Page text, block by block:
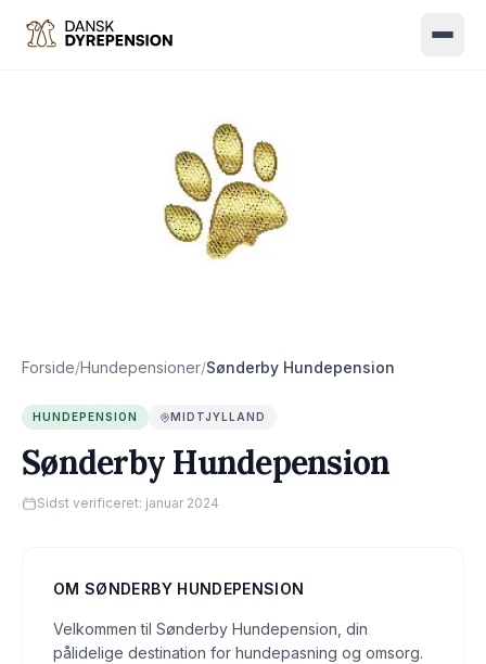
Forside/Hundepensioner/Sønderby Hundepension
HUNDEPENSION MIDTJYLLAND
Sønderby Hundepension
Sidst verificeret: januar 2024
OMSØNDERBY HUNDEPENSION
Velkommen til Sønderby Hundepension, din
pålidelige destination for hundepasning og omsorg.